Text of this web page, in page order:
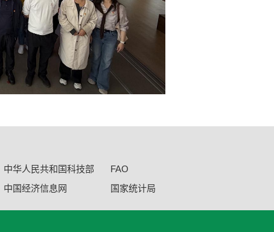
中华人民共和国科技部
FAO
中国经济信息网 国家统计局